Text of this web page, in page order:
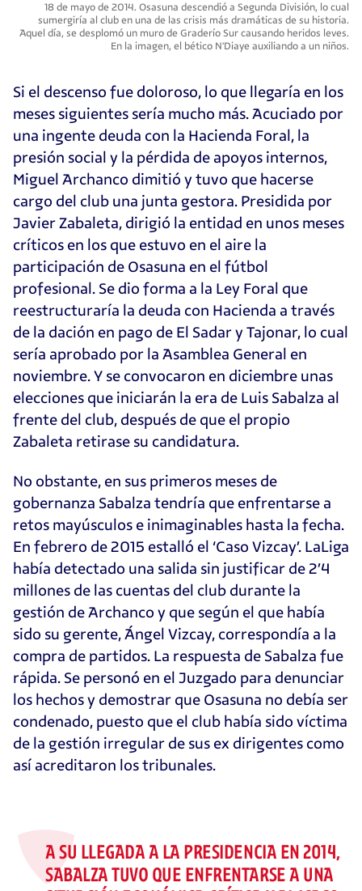
18 de mayo de 2014. Osasuna descendió a Segunda División, lo cual
sumergiría al club en una de las crisis más dramáticas de su historia.
Aquel día, se desplomó un muro de Graderío Sur causando heridos leves.
En la imagen, el bético N'Diaye auxiliando a un niños.
Si el descenso fue doloroso, lo que llegaría en los
meses siguientes sería mucho más. Acuciado por
una ingente deuda con la Hacienda Foral, la
presión social y la pérdida de apoyos internos,
Miguel Archanco dimitió y tuvo que hacerse
cargo del club una junta gestora. Presidida por
Javier Zabaleta, dirigió la entidad en unos meses
críticos en los que estuvo en el aire la
participación de Osasuna en el fútbol
profesional. Se dio forma a la Ley Foral que
reestructuraría la deuda con Hacienda a través
de la dación en pago de El Sadar y Tajonar, lo cual
sería aprobado por la Asamblea General en
noviembre. Y se convocaron en diciembre unas
elecciones que iniciarán la era de Luis Sabalza al
frente del club, después de que el propio
Zabaleta retirase su candidatura.
No obstante, en sus primeros meses de
gobernanza Sabalza tendría que enfrentarse a
retos mayúsculos e inimaginables hasta la fecha.
En febrero de 2015 estalló el ‘Caso Vizcay’. LaLiga
había detectado una salida sin justificar de 2’4
millones de las cuentas del club durante la
gestión de Archanco y que según el que había
sido su gerente, Ángel Vizcay, correspondía a la
compra de partidos. La respuesta de Sabalza fue
rápida. Se personó en el Juzgado para denunciar
los hechos y demostrar que Osasuna no debía ser
condenado, puesto que el club había sido víctima
de la gestión irregular de sus ex dirigentes como
así acreditaron los tribunales.
A SU LLEGADA A LA PRESIDENCIA EN 2014,
SABALZA TUVO QUE ENFRENTARSE A UNA